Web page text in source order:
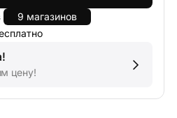
9 магазинов
цену!